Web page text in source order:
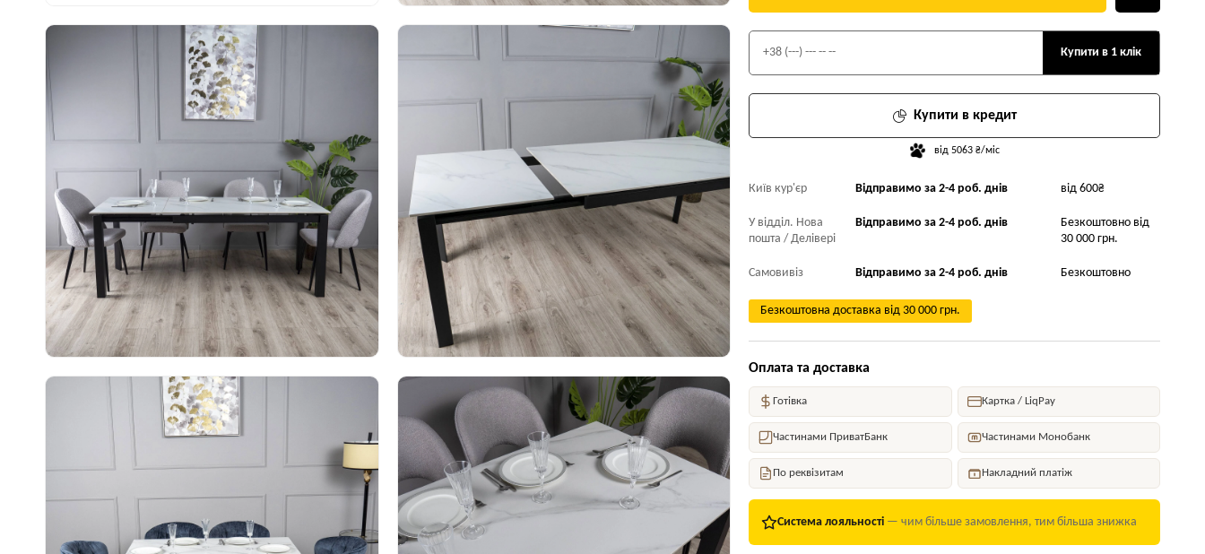
Купити в кредит
від 5063 ₴/міс
Купити в 1 клік
Київ кур'єр Відправимо за 2-4 роб. днів від 600₴
У відділ. Нова
пошта / Делівері
Відправимо за 2-4 роб. днів
Безкоштовно від
30 000 грн.
Самовивіз Відправимо за 2-4 роб. днів Безкоштовно
Безкоштовна доставка від 30 000 грн.
Оплата та доставка
Готівка Картка / LiqPay
Частинами ПриватБанк Частинами Монобанк
По реквізитам Накладний платіж
Система лояльності — чим більше замовлення, тим більша знижка